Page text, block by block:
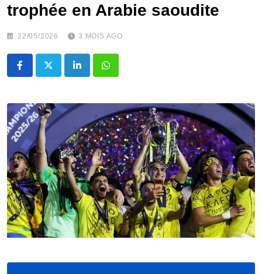
trophée en Arabie saoudite
22/05/2026 3 MOIS AGO
LinkedInWhatsapp